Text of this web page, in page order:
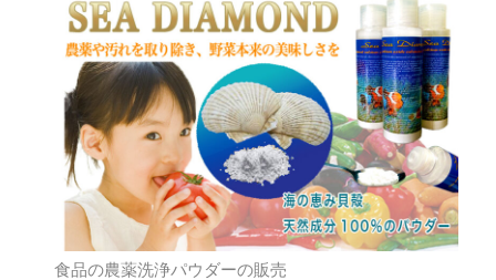
食品の農薬洗浄パウダーの販売